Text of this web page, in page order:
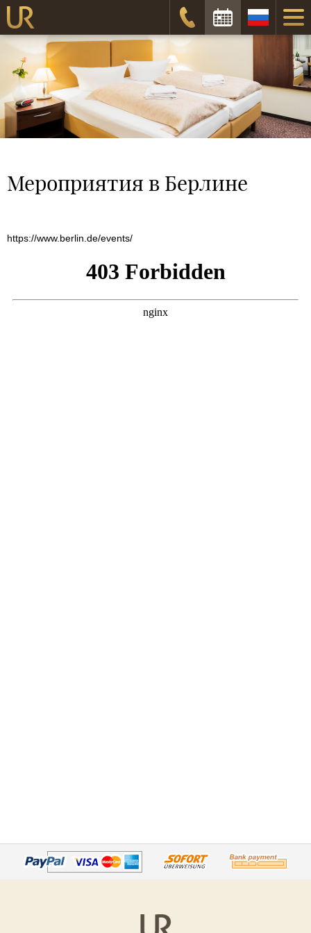
Дата заезда:
Дата отъезда:
Забронировать
Мероприятия в Берлине
https://www.berlin.de/events/